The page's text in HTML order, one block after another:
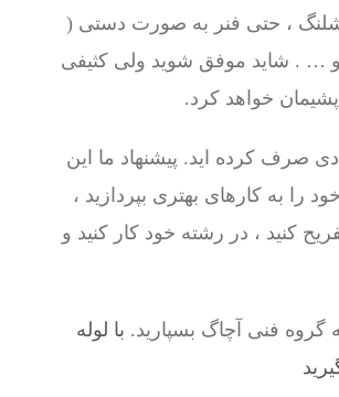
شلنگ ، حتی فنر به صورت دستی (
… . شاید موفق شوید ولی کثیفی
پشیمان خواهد کرد.
صرف کرده اید. پیشنهاد ما این
را به کارهای بهتری بپردازید ،
کنید ، در رشته خود کار کنید و
گروه فنی آچاگ بسپارید. با لوله